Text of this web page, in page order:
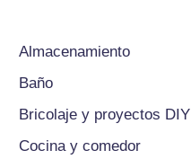
Almacenamiento
Baño
Bricolaje y proyectos DIY
Cocina y comedor